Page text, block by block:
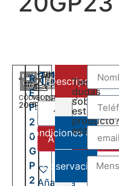
CÓDIGO
20GP23
VELOCIDADES
6
DEL:
AL:
R
E
F:
2
0
G
P
2
1.100,00
Añadir al carrito
Añadir a
Descripción
Condiciones de
Observaciones
Tienes
dudas
sobre
este
producto?